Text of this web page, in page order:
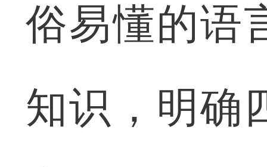
俗易懂的语
知识，明确